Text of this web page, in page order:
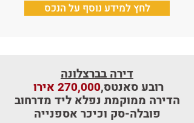
לחץ למידע נוסף על הנכס
דירה בברצלונה
רובעסאנטס,270,000 אירו
הדירה ממוקמת נפלא ליד מדרחוב
פובלה-סק וכיכר אספנייה